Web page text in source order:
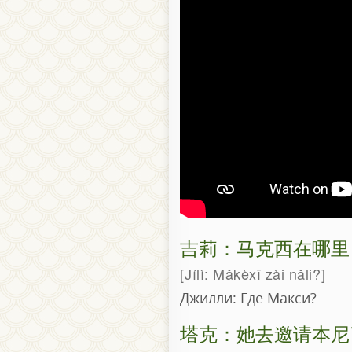
吉莉：马克西在哪
Jílì: Mǎkèxī zài nǎli?
Джилли: Где Макси?
塔克：她去邀请本